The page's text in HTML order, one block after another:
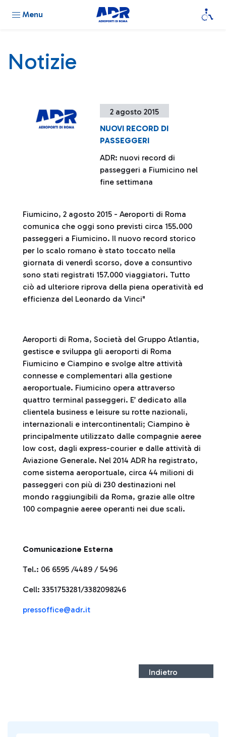
Menu
Notizie
2 agosto 2015
NUOVI RECORD DI
PASSEGGERI
ADR: nuovi record di
passeggeri a Fiumicino nel
fine settimana
Fiumicino, 2 agosto 2015 - Aeroporti di Roma
comunica che oggi sono previsti circa 155.000
passeggeri a Fiumicino. Il nuovo record storico
per lo scalo romano è stato toccato nella
giornata di venerdì scorso, dove a consuntivo
sono stati registrati 157.000 viaggiatori. Tutto
ciò ad ulteriore riprova della piena operatività ed
efficienza del Leonardo da Vinci"
Aeroporti di Roma, Società del Gruppo Atlantia,
gestisce e sviluppa gli aeroporti di Roma
Fiumicino e Ciampino e svolge altre attività
connesse e complementari alla gestione
aeroportuale. Fiumicino opera attraverso
quattro terminal passeggeri. E’ dedicato alla
clientela business e leisure su rotte nazionali,
internazionali e intercontinentali; Ciampino è
principalmente utilizzato dalle compagnie aeree
low cost, dagli express-courier e dalle attività di
Aviazione Generale. Nel 2014 ADR ha registrato,
come sistema aeroportuale, circa 44 milioni di
passeggeri con più di 230 destinazioni nel
mondo raggiungibili da Roma, grazie alle oltre
100 compagnie aeree operanti nei due scali.
Comunicazione Esterna
Tel.: 06 6595 /4489 / 5496
Cell: 3351753281/3382098246
pressoffice@adr.it
Indietro